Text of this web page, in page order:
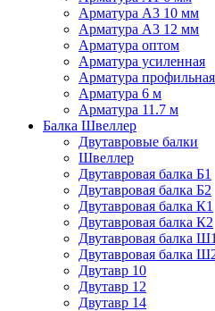
Арматура А3 10 мм
Арматура А3 12 мм
Арматура оптом
Арматура усиленная
Арматура профильная
Арматура 6 м
Арматура 11.7 м
Балка Швеллер
Двутавровые балки
Швеллер
Двутавровая балка Б1
Двутавровая балка Б2
Двутавровая балка К1
Двутавровая балка К2
Двутавровая балка Ш1
Двутавровая балка
Двутавр 10
Двутавр 12
Двутавр 14